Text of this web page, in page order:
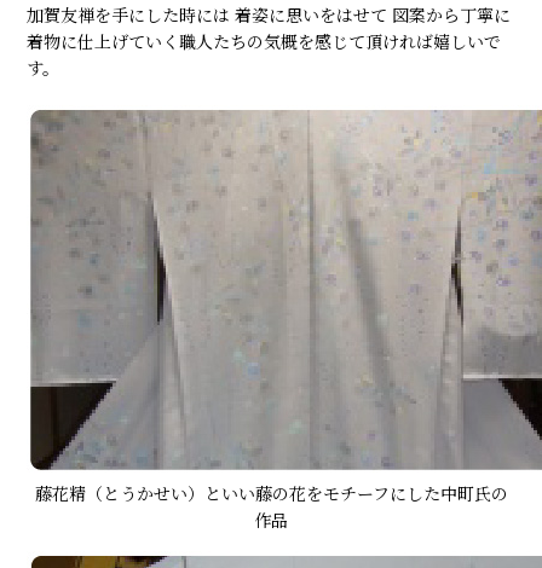
加賀友禅を手にした時には 着姿に思いをはせて 図案から丁寧に
着物に仕上げていく職人たちの気概を感じて頂ければ嬉しいで
す。
藤花精（とうかせい）といい藤の花をモチーフにした中町氏の
作品